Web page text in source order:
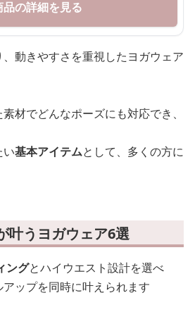
品の詳細を見る
動きやすさを重視したヨガウェア
材でどんなポーズにも対応でき、
い基本アイテムとして、多くの方に
叶うヨガウェア6選
ングとハイウエスト設計を選べ
ップを同時に叶えられます